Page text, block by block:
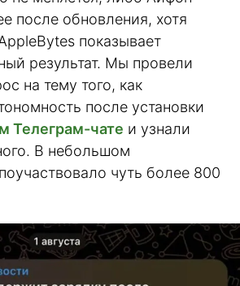
после обновления, хотя
показывает
результат. Мы провели
на тему того, как
после установки
Телеграм-чате и узнали
В небольшом
чуть более 800